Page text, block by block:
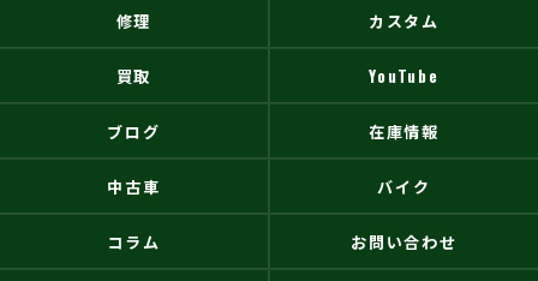
修理 カスタム
買取 YouTube
ブログ 在庫情報
中古車 バイク
コラム お問い合わせ